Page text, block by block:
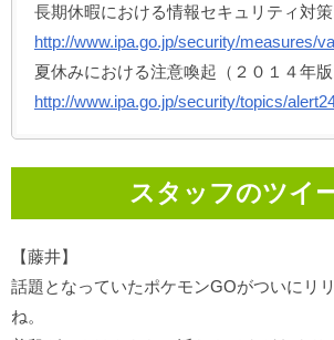
長期休暇における情報セキュリティ対策
http://www.ipa.go.jp/security/measures/
夏休みにおける注意喚起（２０１４年版
http://www.ipa.go.jp/security/topics/
スタッフのツイ
【藤井】
話題となっていたポケモンGOがついにリ
ね。